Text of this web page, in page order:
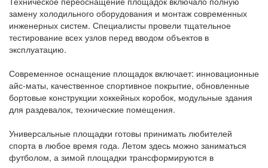
замену холодильного оборудования и монтаж современных
инженерных систем. Специалисты провели тщательное
тестирование всех узлов перед вводом объектов в
эксплуатацию.
Современное оснащение площадок включает: инновационные
айс-маты, качественное спортивное покрытие, обновленные
бортовые конструкции хоккейных коробок, модульные здания
для раздевалок, технические помещения.
Универсальные площадки готовы принимать любителей
спорта в любое время года. Летом здесь можно заниматься
футболом, а зимой площадки трансформируются в